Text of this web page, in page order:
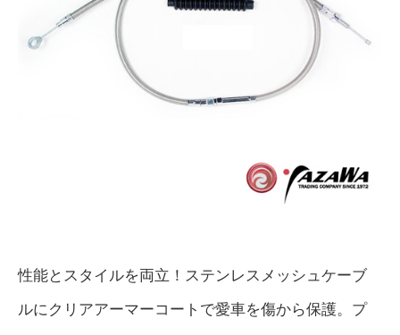
性能とスタイルを両立！ステンレスメッシュケーブ
ルにクリアアーマーコートで愛車を傷から保護。プ